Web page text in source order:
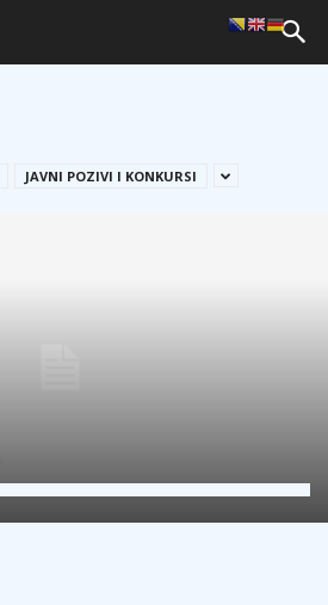
JAVNI POZIVI I KONKURSI